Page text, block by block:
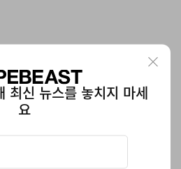
최신 뉴스를 놓치지 마세
요